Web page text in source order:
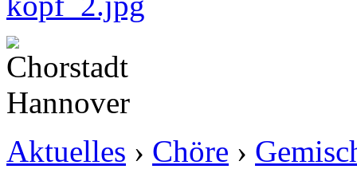
Aktuelles › Chöre ›